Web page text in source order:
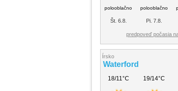
polooblačno polooblačno
Št. 6.8. Pi. 7.8.
predpoveď počasia
Írsko
Waterford
18/11°C 19/14°C